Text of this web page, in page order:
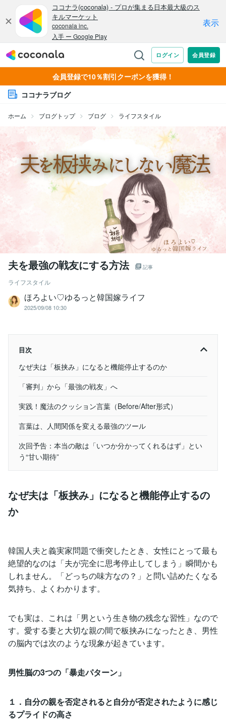
会員登録で10％割引クーポンを獲得！
ココナラブログ
ホーム ブログトップ ブログ ライフスタイル
夫を最強の戦友にする方法 記事
ライフスタイル
ほろよい♡ゆるっと韓国嫁ライフ
2025/09/08 10:30
目次
なぜ夫は「板挟み」になると機能停止するのか
「審判」から「最強の戦友」へ
実践！魔法のクッション言葉（Before/After形式）
言葉は、人間関係を変える最強のツール
次回予告：本当の敵は「いつか分かってくれるはず」とい
う“甘い期待”
なぜ夫は「板挟み」になると機能停止するの
か
韓国人夫と義実家問題で衝突したとき、女性にとって最も
絶望的なのは「夫が完全に思考停止してしまう」瞬間かも
しれません。「どっちの味方なの？」と問い詰めたくなる
気持ち、よくわかります。
でも実は、これは「男という生き物の残念な習性」なので
す。愛する妻と大切な親の間で板挟みになったとき、男性
の脳内では次のような現象が起きています。
男性脳の3つの「暴走パターン」
１．自分の親を否定されると自分が否定されたように感じ
るプライドの高さ